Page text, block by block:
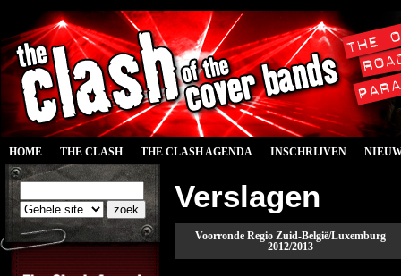
HOME THE CLASH THE CLASH AGENDA INSCHRIJVEN
Verslagen
Voorronde Regio Zuid-België/Luxemburg
2012/2013